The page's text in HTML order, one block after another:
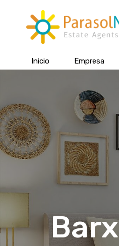
Inicio Empresa
Barx